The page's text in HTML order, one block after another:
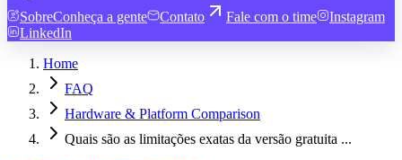
SobreConheça a gente Contato Fale com o time
Instagram
LinkedIn
Home
FAQ
Hardware & Platform Comparison
Quais são as limitações exatas da versão gratuita ...